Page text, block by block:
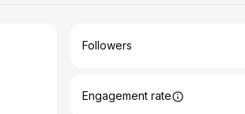
Followers
Engagement rate